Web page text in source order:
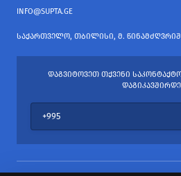
INFO@SUPTA.GE
ᲡᲐᲥᲐᲠᲗᲕᲔᲚᲝ, ᲗᲑᲘᲚᲘᲡᲘ, Მ.
ᲓᲐᲒᲕᲘᲢᲝᲕᲔᲗ ᲗᲥᲕᲔᲜᲘ